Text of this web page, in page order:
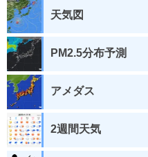
天気図
PM2.5分布予測
アメダス
2週間天気